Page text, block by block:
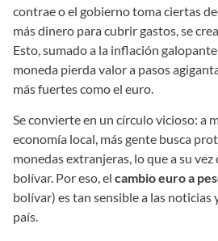
contrae o el gobierno toma ciertas
más dinero para cubrir gastos, se
Esto, sumado a la inflación
moneda pierda valor a pasos
más fuertes como el euro.
Se convierte en un círculo vicioso: a
economía local, más gente busca
monedas extranjeras, lo que a su
bolívar. Por eso, el cambio euro a
bolívar) es tan sensible a las noticias
país.